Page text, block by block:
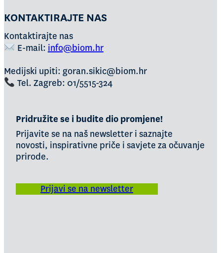
KONTAKTIRAJTE NAS
Kontaktirajte nas
E-mail: info@biom.hr
Medijski upiti: goran.sikic@biom.hr
Tel. Zagreb: 01/5515-324
Pridružite se i budite dio promjene!
Prijavite se na naš newsletter i saznajte
novosti, inspirativne priče i savjete za očuvanje
prirode.
Prijavi se na newsletter